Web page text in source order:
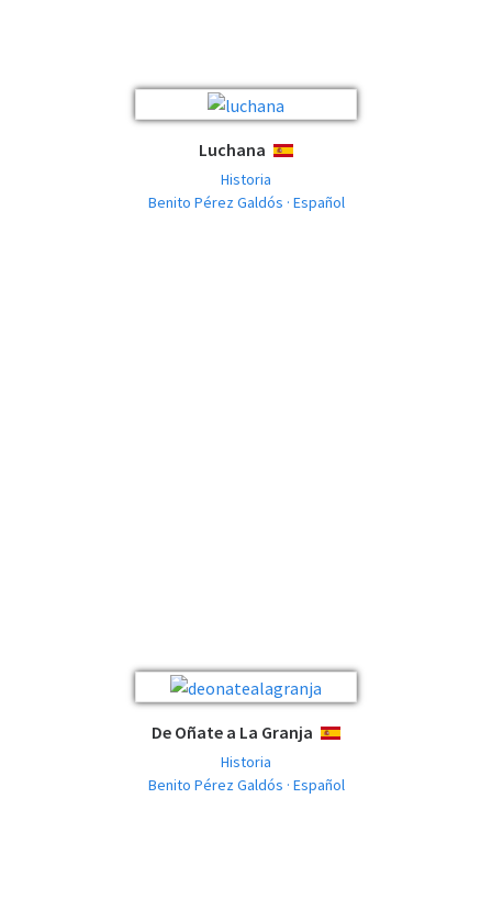
Luchana ESPAÑOL
Historia
Benito Pérez Galdós · Español
De Oñate a La Granja ESPAÑOL
Historia
Benito Pérez Galdós · Español